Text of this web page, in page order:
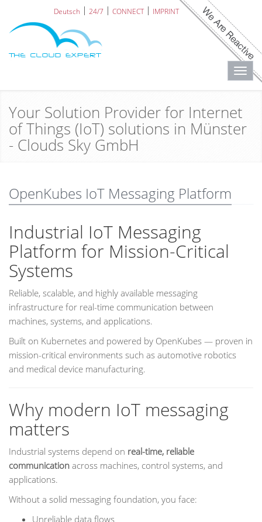
Deutsch 24/7 CONNECT IMPRINT
Your Solution Provider for Internet
of Things (IoT) solutions in Münster
- Clouds Sky GmbH
OpenKubes IoT Messaging Platform
Industrial IoT Messaging
Platform for Mission-Critical
Systems
Reliable, scalable, and highly available messaging
infrastructure for real-time communication between
machines, systems, and applications.
Built on Kubernetes and powered by OpenKubes — proven in
mission-critical environments such as automotive robotics
and medical device manufacturing.
Why modern IoT messaging
matters
Industrial systems depend on real-time, reliable
communication across machines, control systems, and
applications.
Without a solid messaging foundation, you face:
Unreliable data flows